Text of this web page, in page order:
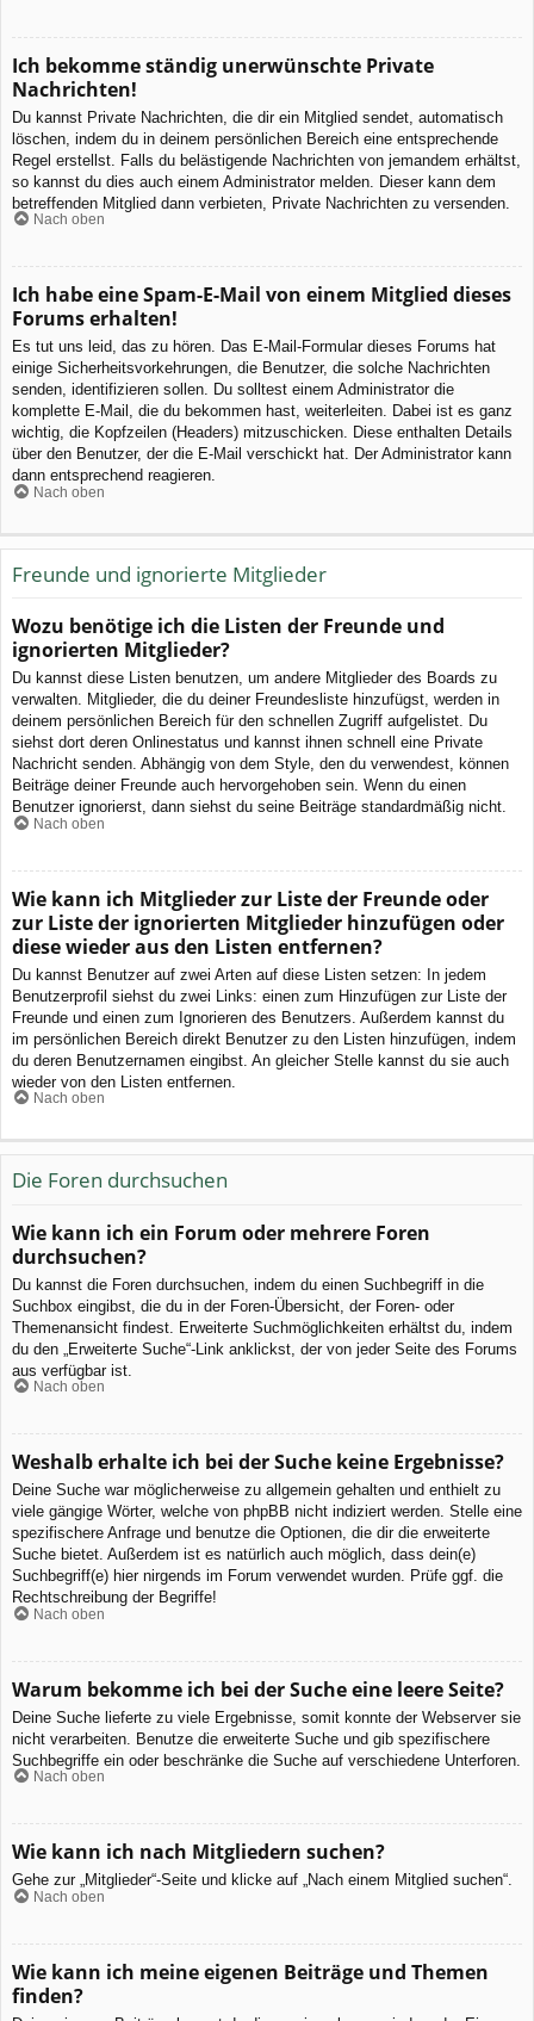
Ich bekomme ständig unerwünschte Private
Nachrichten!
Du kannst Private Nachrichten, die dir ein Mitglied sendet, automatisch
löschen, indem du in deinem persönlichen Bereich eine entsprechende
Regel erstellst. Falls du belästigende Nachrichten von jemandem erhältst,
so kannst du dies auch einem Administrator melden. Dieser kann dem
betreffenden Mitglied dann verbieten, Private Nachrichten zu versenden.
Nach oben
Ich habe eine Spam-E-Mail von einem Mitglied dieses
Forums erhalten!
Es tut uns leid, das zu hören. Das E-Mail-Formular dieses Forums hat
einige Sicherheitsvorkehrungen, die Benutzer, die solche Nachrichten
senden, identifizieren sollen. Du solltest einem Administrator die
komplette E-Mail, die du bekommen hast, weiterleiten. Dabei ist es ganz
wichtig, die Kopfzeilen (Headers) mitzuschicken. Diese enthalten Details
über den Benutzer, der die E-Mail verschickt hat. Der Administrator kann
dann entsprechend reagieren.
Nach oben
Freunde und ignorierte Mitglieder
Wozu benötige ich die Listen der Freunde und
ignorierten Mitglieder?
Du kannst diese Listen benutzen, um andere Mitglieder des Boards zu
verwalten. Mitglieder, die du deiner Freundesliste hinzufügst, werden in
deinem persönlichen Bereich für den schnellen Zugriff aufgelistet. Du
siehst dort deren Onlinestatus und kannst ihnen schnell eine Private
Nachricht senden. Abhängig von dem Style, den du verwendest, können
Beiträge deiner Freunde auch hervorgehoben sein. Wenn du einen
Benutzer ignorierst, dann siehst du seine Beiträge standardmäßig nicht.
Nach oben
Wie kann ich Mitglieder zur Liste der Freunde oder
zur Liste der ignorierten Mitglieder hinzufügen oder
diese wieder aus den Listen entfernen?
Du kannst Benutzer auf zwei Arten auf diese Listen setzen: In jedem
Benutzerprofil siehst du zwei Links: einen zum Hinzufügen zur Liste der
Freunde und einen zum Ignorieren des Benutzers. Außerdem kannst du
im persönlichen Bereich direkt Benutzer zu den Listen hinzufügen, indem
du deren Benutzernamen eingibst. An gleicher Stelle kannst du sie auch
wieder von den Listen entfernen.
Nach oben
Die Foren durchsuchen
Wie kann ich ein Forum oder mehrere Foren
durchsuchen?
Du kannst die Foren durchsuchen, indem du einen Suchbegriff in die
Suchbox eingibst, die du in der Foren-Übersicht, der Foren- oder
Themenansicht findest. Erweiterte Suchmöglichkeiten erhältst du, indem
du den „Erweiterte Suche“-Link anklickst, der von jeder Seite des Forums
aus verfügbar ist.
Nach oben
Weshalb erhalte ich bei der Suche keine Ergebnisse?
Deine Suche war möglicherweise zu allgemein gehalten und enthielt zu
viele gängige Wörter, welche von phpBB nicht indiziert werden. Stelle eine
spezifischere Anfrage und benutze die Optionen, die dir die erweiterte
Suche bietet. Außerdem ist es natürlich auch möglich, dass dein(e)
Suchbegriff(e) hier nirgends im Forum verwendet wurden. Prüfe ggf. die
Rechtschreibung der Begriffe!
Nach oben
Warum bekomme ich bei der Suche eine leere Seite?
Deine Suche lieferte zu viele Ergebnisse, somit konnte der Webserver sie
nicht verarbeiten. Benutze die erweiterte Suche und gib spezifischere
Suchbegriffe ein oder beschränke die Suche auf verschiedene Unterforen.
Nach oben
Wie kann ich nach Mitgliedern suchen?
Gehe zur „Mitglieder“-Seite und klicke auf „Nach einem Mitglied suchen“.
Nach oben
Wie kann ich meine eigenen Beiträge und Themen
finden?